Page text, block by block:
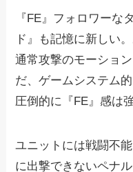
『FE』フォロワーな
ド』も記憶に新しい
通常攻撃のモーショ
だ、ゲームシステム
圧倒的に『FE』感は強
ユニットには戦闘不
に出撃できないペナ